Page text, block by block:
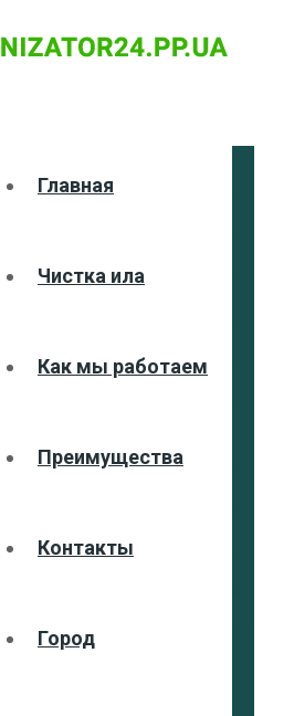
Главная
Чистка ила
Как мы работаем
Преимущества
Контакты
Город